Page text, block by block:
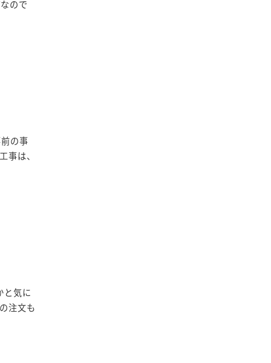
ので
の事
事は、
と気に
注文も